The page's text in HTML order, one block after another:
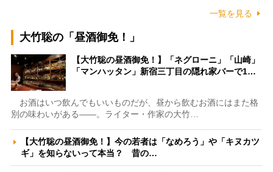
一覧を見る
大竹聡の「昼酒御免！」
【大竹聡の昼酒御免！】「ネグローニ」「山崎」
「マンハッタン」新宿三丁目の隠れ家バーで1…
お酒はいつ飲んでもいいものだが、昼から飲むお酒にはまた格
別の味わいがある――。ライター・作家の大竹…
【大竹聡の昼酒御免！】今の若者は「なめろう」や「キヌカツ
ギ」を知らないって本当？ 昔の…